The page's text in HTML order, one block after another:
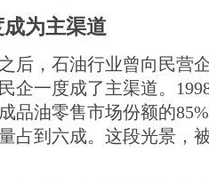
为主渠道
后，石油行业曾向民营
企一度成了主渠道。
品油零售市场份额的
占到六成。这段光景，